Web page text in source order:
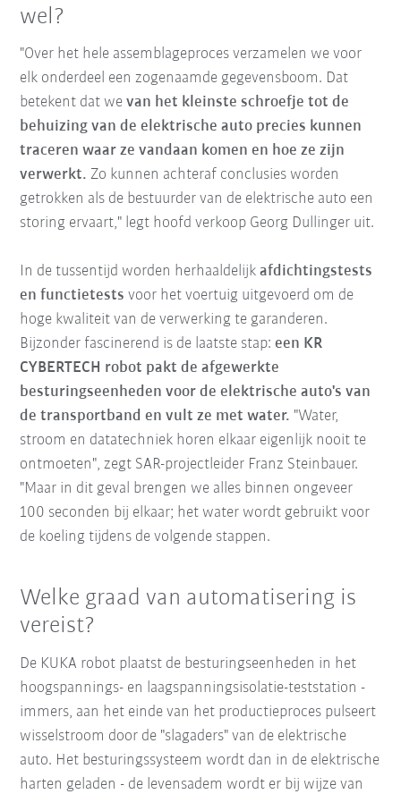
wel?
"Over het hele assemblageproces verzamelen we voor
elk onderdeel een zogenaamde gegevensboom. Dat
betekent dat wevan het kleinste schroefje tot de
behuizing van de elektrische auto precies kunnen
traceren waar ze vandaan komen en hoe ze zijn
verwerkt. Zo kunnen achteraf conclusies worden
getrokken als de bestuurder van de elektrische auto een
storing ervaart," legt hoofd verkoop Georg Dullinger uit.
In de tussentijd worden herhaaldelijkafdichtingstests
en functietests voor het voertuig uitgevoerd om de
hoge kwaliteit van de verwerking te garanderen.
Bijzonder fascinerend is de laatste stap:een KR
CYBERTECH robot pakt de afgewerkte
besturingseenheden voor de elektrische auto's van
de transportband en vult ze met water. "Water,
stroom en datatechniek horen elkaar eigenlijk nooit te
ontmoeten", zegt SAR-projectleider Franz Steinbauer.
"Maar in dit geval brengen we alles binnen ongeveer
100 seconden bij elkaar; het water wordt gebruikt voor
de koeling tijdens de volgende stappen.
Welke graad van automatisering is
vereist?
De KUKA robot plaatst de besturingseenheden in het
hoogspannings- en laagspanningsisolatie-teststation -
immers, aan het einde van het productieproces pulseert
wisselstroom door de "slagaders" van de elektrische
auto. Het besturingssysteem wordt dan in de elektrische
harten geladen - de levensadem wordt er bij wijze van